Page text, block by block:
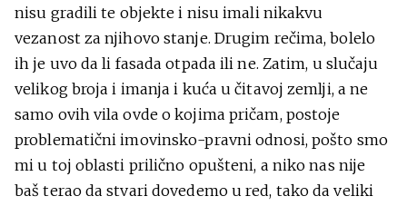
nisu gradili te objekte i nisu imali nikakvu
vezanost za njihovo stanje. Drugim rečima, bolelo
ih je uvo da li fasada otpada ili ne. Zatim, u slučaju
velikog broja i imanja i kuća u čitavoj zemlji, a ne
samo ovih vila ovde o kojima pričam, postoje
problematični imovinsko-pravni odnosi, pošto smo
mi u toj oblasti prilično opušteni, a niko nas nije
baš terao da stvari dovedemo u red, tako da veliki